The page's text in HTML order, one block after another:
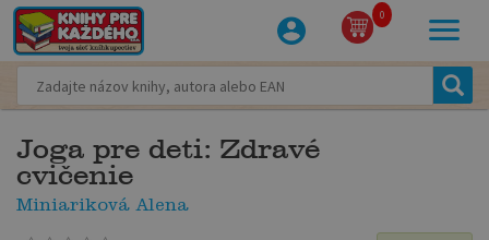
0
Joga pre deti: Zdravé
cvičenie
Miniariková Alena